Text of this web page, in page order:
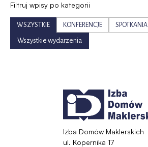
Filtruj wpisy po kategorii
WSZYSTKIE KONFERENCJE SPOTKANIA
Wszystkie wydarzenia
Izba Domów Maklerskich
ul. Kopernika 17